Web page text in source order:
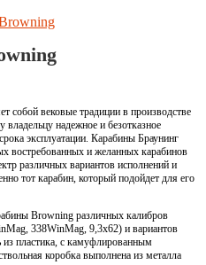
собой вековые традиции в производстве
владельцу надежное и безотказное
эксплуатации. Карабины Браунинг
востребованных и желанных карабинов
различных вариантов исполнений и
тот карабин, который подойдет для его
Browning различных калибров
338WinMag, 9,3x62) и вариантов
пластика, с камуфлированным
коробка выполнена из металла